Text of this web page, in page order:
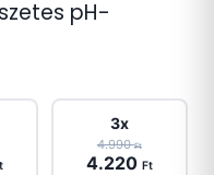
pH-
3x
4.990Ft
4.220 Ft